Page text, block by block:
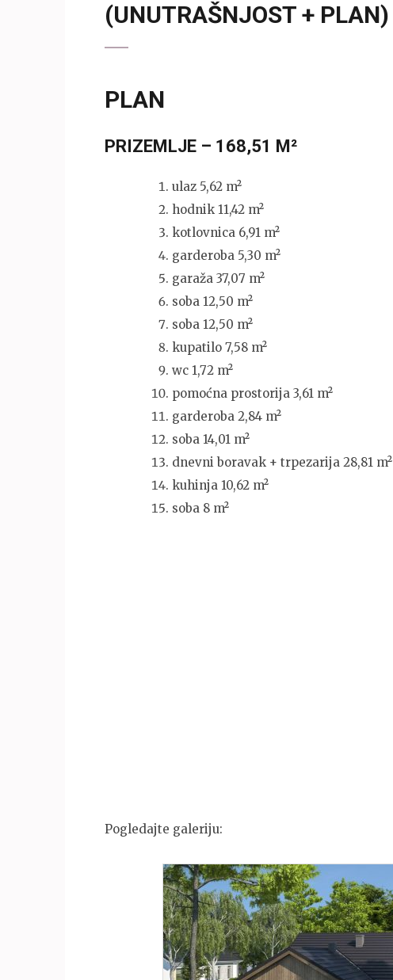
(UNUTRAŠNJOST + PLAN)
PLAN
PRIZEMLJE – 168,51 M²
ulaz 5,62 m²
hodnik 11,42 m²
kotlovnica 6,91 m²
garderoba 5,30 m²
garaža 37,07 m²
soba 12,50 m²
soba 12,50 m²
kupatilo 7,58 m²
wc 1,72 m²
pomoćna prostorija 3,61 m²
garderoba 2,84 m²
soba 14,01 m²
dnevni boravak + trpezarija 28,81 m²
kuhinja 10,62 m²
soba 8 m²
Pogledajte galeriju: